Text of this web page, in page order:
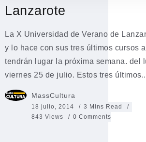
Lanzarote
La X Universidad de Verano de
y lo hace con sus tres últimos cursos
tendrán lugar la próxima semana. del
viernes 25 de julio. Estos tres
MassCultura
18 julio, 2014
3 Mins Read
843 Views
0 Comments